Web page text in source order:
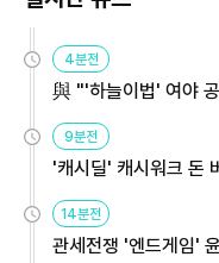
4분전
與 "'하늘이법' 여야
9분전
'캐시딜' 캐시워크 돈
14분전
관세전쟁 '엔드게임'